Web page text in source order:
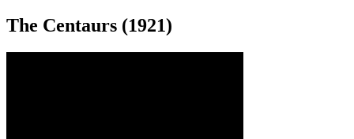
The Centaurs (1921)